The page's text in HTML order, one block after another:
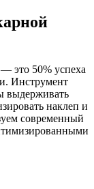
это 50% успеха
Инструмент
выдерживать
наклеп и
современный